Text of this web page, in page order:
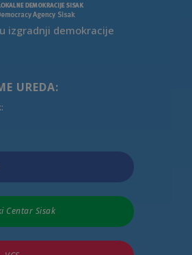
izgradnji demokracije
UREDA:
Centar Sisak